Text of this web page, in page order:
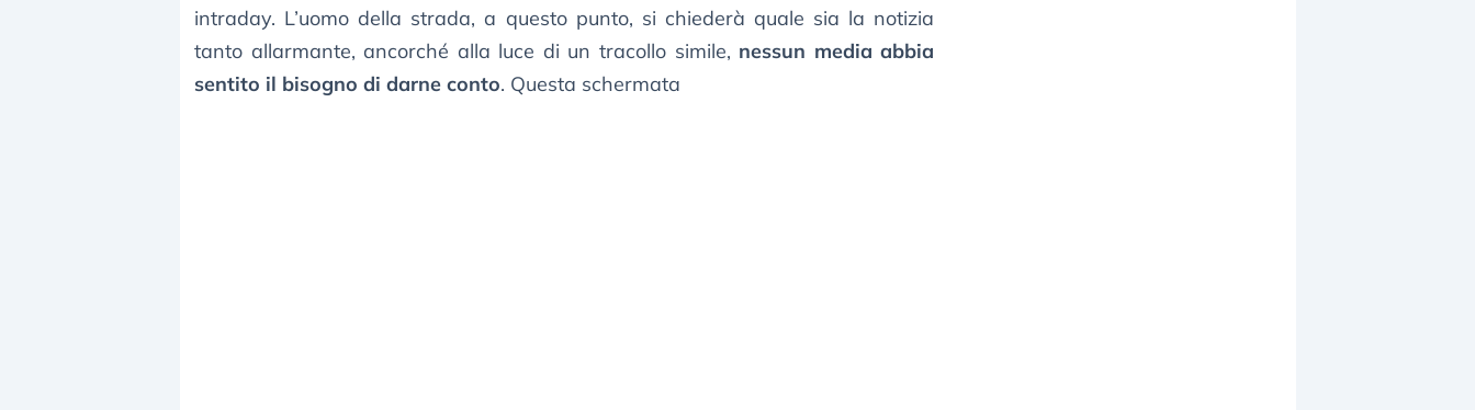
intraday. L’uomo della strada, a questo punto, si chiederà quale sia la notizia
tanto allarmante, ancorché alla luce di un tracollo simile, nessun media abbia
sentito il bisogno di darne conto. Questa schermata